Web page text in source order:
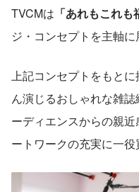
TVCMは 「あれもこれも
ジ・コンセプトを主軸に
上記コンセプトをもと
ん演じるおしゃれな雑
ーディエンスからの親
ートワークの充実に一役